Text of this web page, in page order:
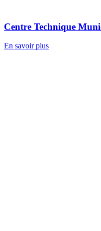
Centre Technique
En savoir plus